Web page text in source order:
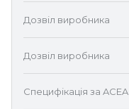
Дозвіл виробника
Дозвіл виробника
Специфікація за ACEA